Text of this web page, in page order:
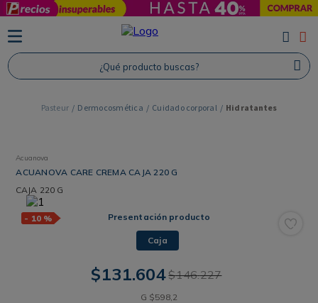
¿Qué producto buscas?
Dermocosmética Cuidado corporal Hidratantes
Acuanova
ACUANOVA CARE CREMA CAJA 220 G
CAJA 220 G
- 10 % Presentación producto
Caja
$131.604$146.227
G $598, 2
TÉRMINOS MÁS BUSCADOS
1. Protector Solar
2. Proteina
Shampoo